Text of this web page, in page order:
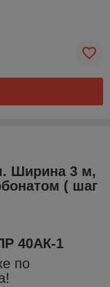
Ширина 3 м,
( шаг
40АК-1
по